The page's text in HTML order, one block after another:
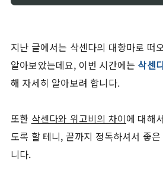
지난 글에서는 삭센다의 대항마로 떠
알아보았는데요, 이번 시간에는 삭센
해 자세히 알아보려 합니다.
또한 삭센다와 위고비의 차이에 대해
도록 할 테니, 끝까지 정독하셔서 좋
니다.